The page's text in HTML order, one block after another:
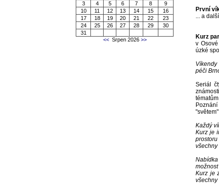
3
4 5 6 7 8
9
10
11 12 13 14 15
16
17
18 19 20 21 22
23
24
25 26 27 28 29
30
31
<<Srpen 2026>>
První
... a
Kurz
v
úzké
péči
Seriál
Každý
Kurz je
všechny
Kurz je
všechny